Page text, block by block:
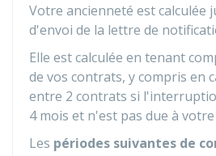
Votre ancienneté est calculée
d'envoi de la lettre de
Elle est calculée en tenant
de vos contrats, y compris en
entre 2 contrats si
4 mois et n'est pas due à
Les périodes suivantes de